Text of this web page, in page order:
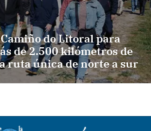
do Litoral para
de 2.500 kilómetros de
ruta única de norte a sur